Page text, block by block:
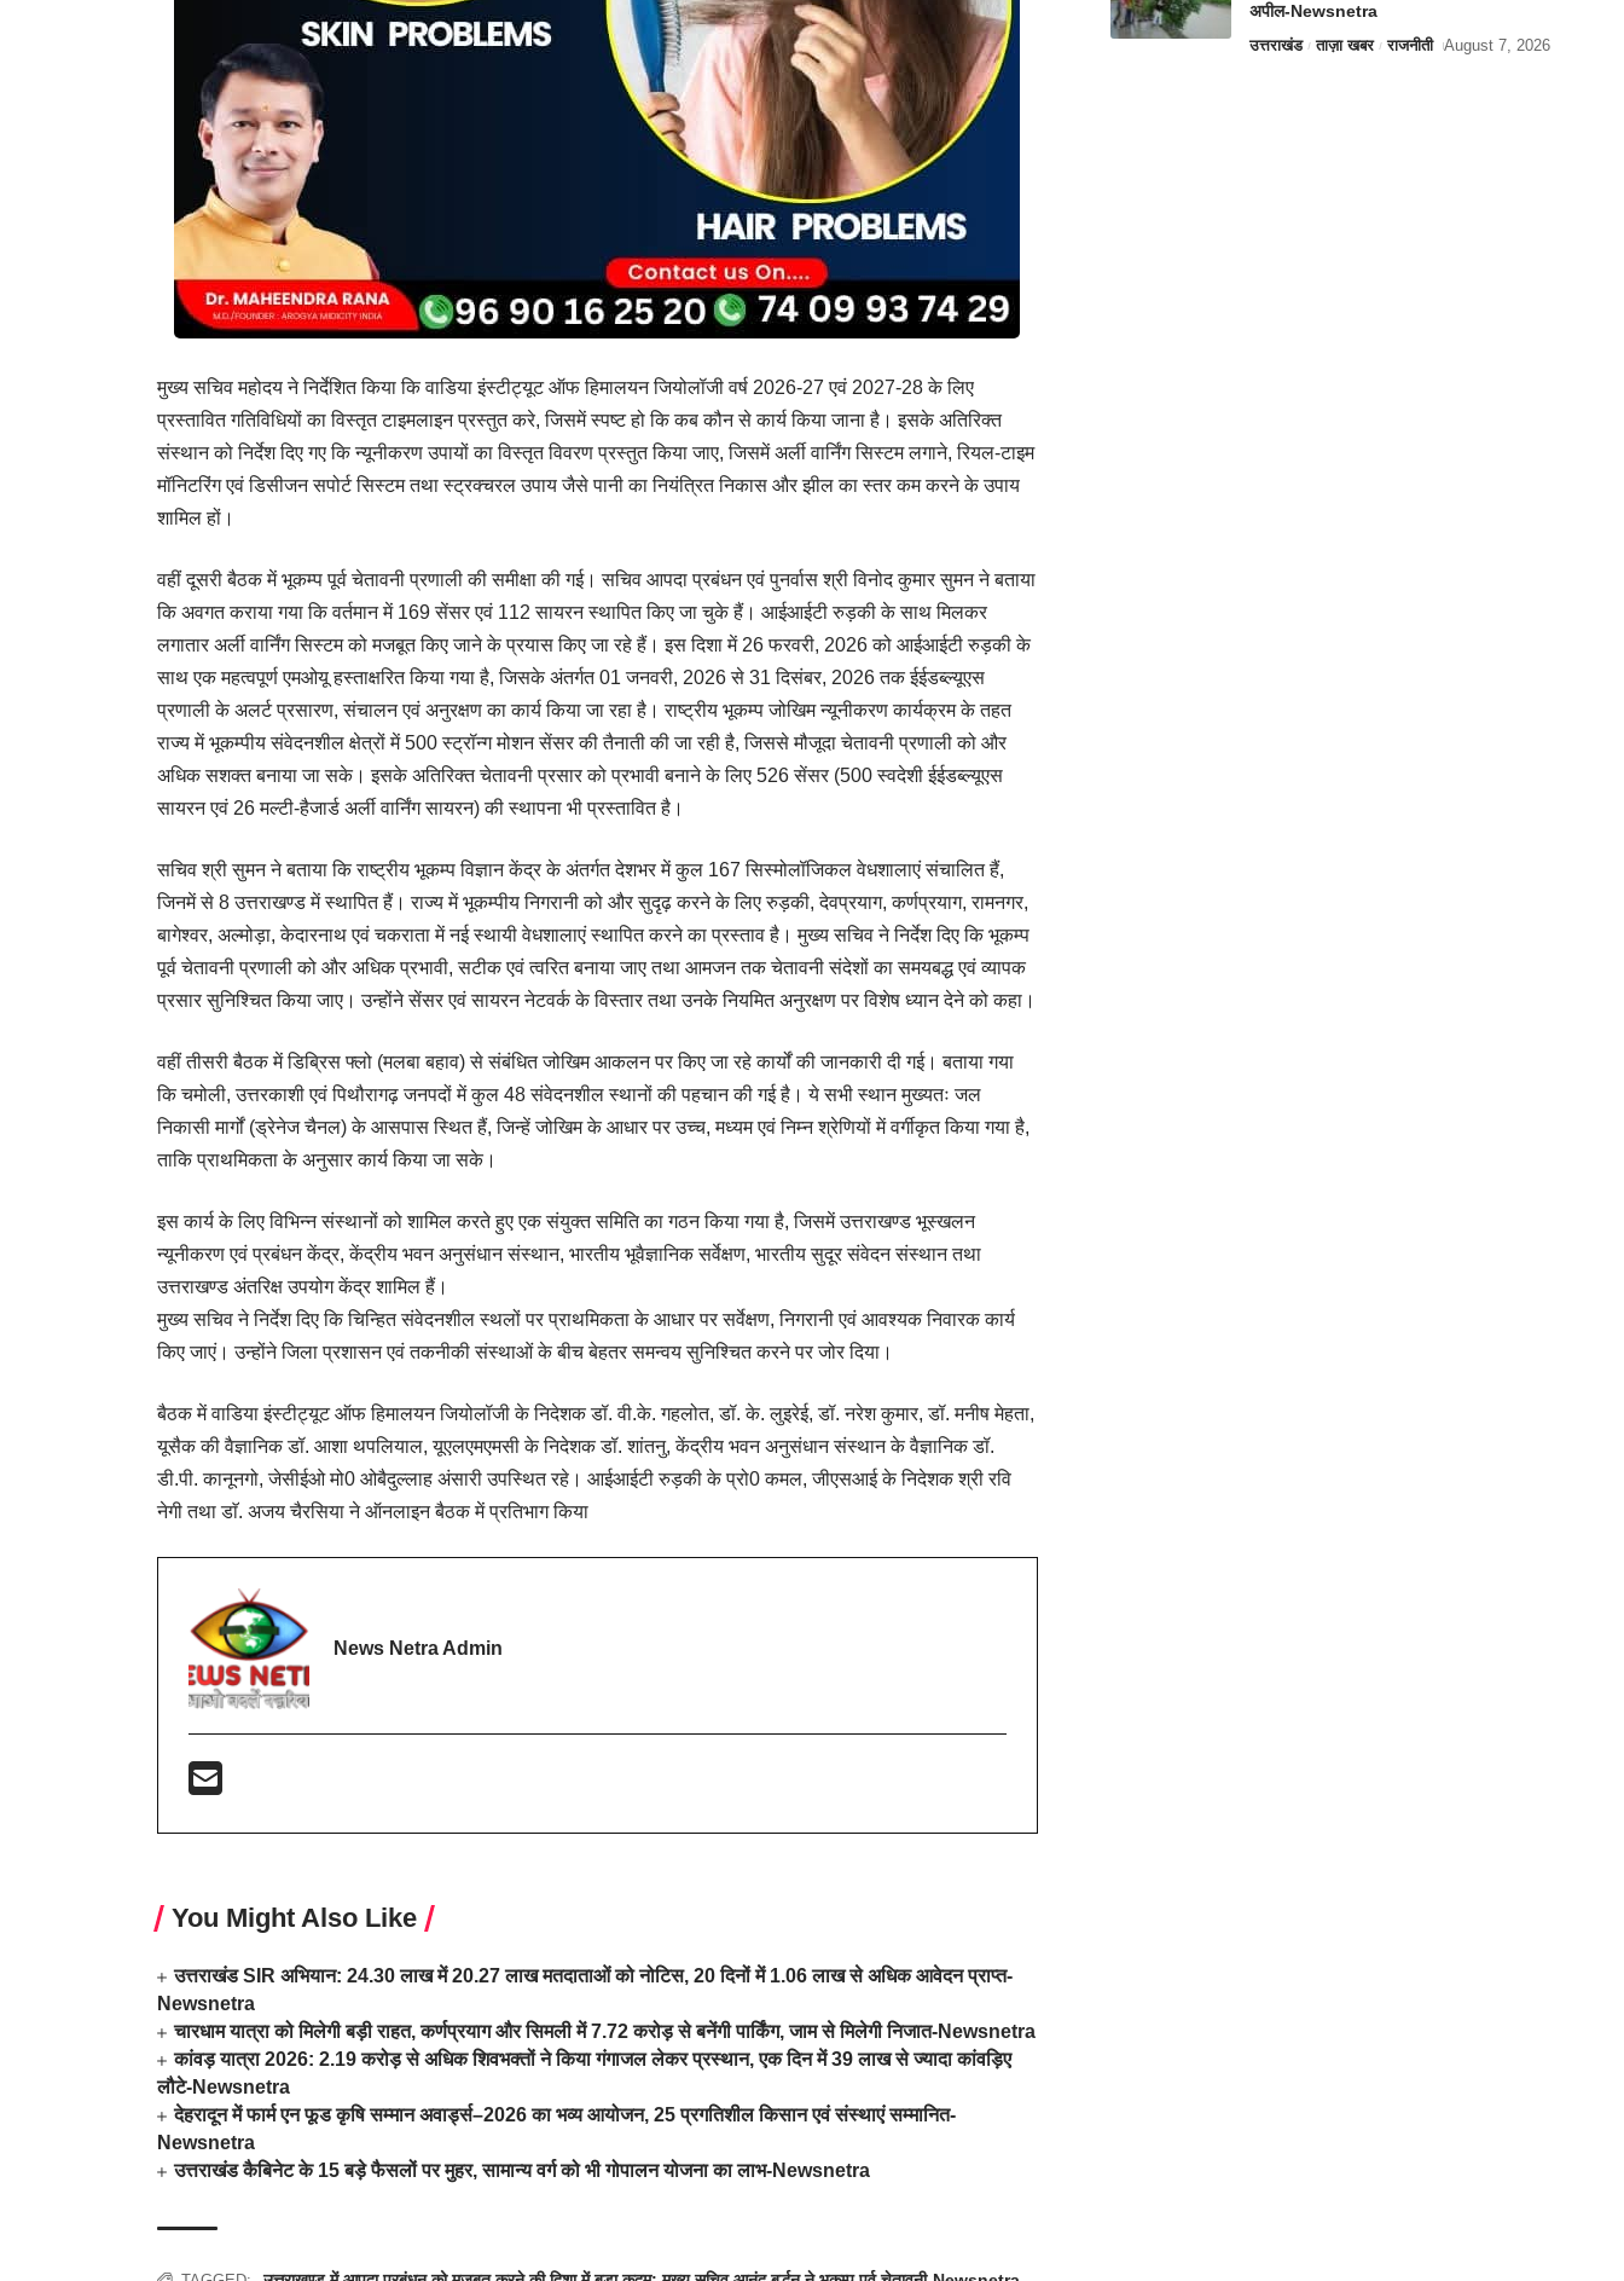
मुख्य सचिव महोदय ने निर्देशित किया कि वाडिया इंस्टीट्यूट ऑफ हिमालयन जियोलॉजी वर्ष 2026-27 एवं 2027-28 के लिए
प्रस्तावित गतिविधियों का विस्तृत टाइमलाइन प्रस्तुत करे, जिसमें स्पष्ट हो कि कब कौन से कार्य किया जाना है। इसके अतिरिक्त
संस्थान को निर्देश दिए गए कि न्यूनीकरण उपायों का विस्तृत विवरण प्रस्तुत किया जाए, जिसमें अर्ली वार्निंग सिस्टम लगाने, रियल-टाइम
मॉनिटरिंग एवं डिसीजन सपोर्ट सिस्टम तथा स्ट्रक्चरल उपाय जैसे पानी का नियंत्रित निकास और झील का स्तर कम करने के उपाय
शामिल हों।
वहीं दूसरी बैठक में भूकम्प पूर्व चेतावनी प्रणाली की समीक्षा की गई। सचिव आपदा प्रबंधन एवं पुनर्वास श्री विनोद कुमार सुमन ने बताया
कि अवगत कराया गया कि वर्तमान में 169 सेंसर एवं 112 सायरन स्थापित किए जा चुके हैं। आईआईटी रुड़की के साथ मिलकर
लगातार अर्ली वार्निंग सिस्टम को मजबूत किए जाने के प्रयास किए जा रहे हैं। इस दिशा में 26 फरवरी, 2026 को आईआईटी रुड़की के
साथ एक महत्वपूर्ण एमओयू हस्ताक्षरित किया गया है, जिसके अंतर्गत 01 जनवरी, 2026 से 31 दिसंबर, 2026 तक ईईडब्ल्यूएस
प्रणाली के अलर्ट प्रसारण, संचालन एवं अनुरक्षण का कार्य किया जा रहा है। राष्ट्रीय भूकम्प जोखिम न्यूनीकरण कार्यक्रम के तहत
राज्य में भूकम्पीय संवेदनशील क्षेत्रों में 500 स्ट्रॉन्ग मोशन सेंसर की तैनाती की जा रही है, जिससे मौजूदा चेतावनी प्रणाली को और
अधिक सशक्त बनाया जा सके। इसके अतिरिक्त चेतावनी प्रसार को प्रभावी बनाने के लिए 526 सेंसर (500 स्वदेशी ईईडब्ल्यूएस
सायरन एवं 26 मल्टी-हैजार्ड अर्ली वार्निंग सायरन) की स्थापना भी प्रस्तावित है।
सचिव श्री सुमन ने बताया कि राष्ट्रीय भूकम्प विज्ञान केंद्र के अंतर्गत देशभर में कुल 167 सिस्मोलॉजिकल वेधशालाएं संचालित हैं,
जिनमें से 8 उत्तराखण्ड में स्थापित हैं। राज्य में भूकम्पीय निगरानी को और सुदृढ़ करने के लिए रुड़की, देवप्रयाग, कर्णप्रयाग, रामनगर,
बागेश्वर, अल्मोड़ा, केदारनाथ एवं चकराता में नई स्थायी वेधशालाएं स्थापित करने का प्रस्ताव है। मुख्य सचिव ने निर्देश दिए कि भूकम्प
पूर्व चेतावनी प्रणाली को और अधिक प्रभावी, सटीक एवं त्वरित बनाया जाए तथा आमजन तक चेतावनी संदेशों का समयबद्ध एवं व्यापक
प्रसार सुनिश्चित किया जाए। उन्होंने सेंसर एवं सायरन नेटवर्क के विस्तार तथा उनके नियमित अनुरक्षण पर विशेष ध्यान देने को कहा।
वहीं तीसरी बैठक में डिब्रिस फ्लो (मलबा बहाव) से संबंधित जोखिम आकलन पर किए जा रहे कार्यों की जानकारी दी गई। बताया गया
कि चमोली, उत्तरकाशी एवं पिथौरागढ़ जनपदों में कुल 48 संवेदनशील स्थानों की पहचान की गई है। ये सभी स्थान मुख्यतः जल
निकासी मार्गों (ड्रेनेज चैनल) के आसपास स्थित हैं, जिन्हें जोखिम के आधार पर उच्च, मध्यम एवं निम्न श्रेणियों में वर्गीकृत किया गया है,
ताकि प्राथमिकता के अनुसार कार्य किया जा सके।
इस कार्य के लिए विभिन्न संस्थानों को शामिल करते हुए एक संयुक्त समिति का गठन किया गया है, जिसमें उत्तराखण्ड भूस्खलन
न्यूनीकरण एवं प्रबंधन केंद्र, केंद्रीय भवन अनुसंधान संस्थान, भारतीय भूवैज्ञानिक सर्वेक्षण, भारतीय सुदूर संवेदन संस्थान तथा
उत्तराखण्ड अंतरिक्ष उपयोग केंद्र शामिल हैं।
मुख्य सचिव ने निर्देश दिए कि चिन्हित संवेदनशील स्थलों पर प्राथमिकता के आधार पर सर्वेक्षण, निगरानी एवं आवश्यक निवारक कार्य
किए जाएं। उन्होंने जिला प्रशासन एवं तकनीकी संस्थाओं के बीच बेहतर समन्वय सुनिश्चित करने पर जोर दिया।
बैठक में वाडिया इंस्टीट्यूट ऑफ हिमालयन जियोलॉजी के निदेशक डॉ. वी.के. गहलोत, डॉ. के. लुइरेई, डॉ. नरेश कुमार, डॉ. मनीष मेहता,
यूसैक की वैज्ञानिक डॉ. आशा थपलियाल, यूएलएमएमसी के निदेशक डॉ. शांतनु, केंद्रीय भवन अनुसंधान संस्थान के वैज्ञानिक डॉ.
डी.पी. कानूनगो, जेसीईओ मो0 ओबैदुल्लाह अंसारी उपस्थित रहे। आईआईटी रुड़की के प्रो0 कमल, जीएसआई के निदेशक श्री रवि
नेगी तथा डाॅ. अजय चैरसिया ने ऑनलाइन बैठक में प्रतिभाग किया
News Netra Admin
You Might Also Like
उत्तराखंड SIR अभियान: 24.30 लाख में 20.27 लाख मतदाताओं को नोटिस, 20 दिनों में 1.06 लाख से अधिक आवेदन प्राप्त-
Newsnetra
चारधाम यात्रा को मिलेगी बड़ी राहत, कर्णप्रयाग और सिमली में 7.72 करोड़ से बनेंगी पार्किंग, जाम से मिलेगी निजात-Newsnetra
कांवड़ यात्रा 2026: 2.19 करोड़ से अधिक शिवभक्तों ने किया गंगाजल लेकर प्रस्थान, एक दिन में 39 लाख से ज्यादा कांवड़िए
लौटे-Newsnetra
देहरादून में फार्म एन फूड कृषि सम्मान अवार्ड्स–2026 का भव्य आयोजन, 25 प्रगतिशील किसान एवं संस्थाएं सम्मानित-
Newsnetra
उत्तराखंड कैबिनेट के 15 बड़े फैसलों पर मुहर, सामान्य वर्ग को भी गोपालन योजना का लाभ-Newsnetra
अपील-Newsnetra
उत्तराखंड ताज़ा खबर राजनीती August 7, 2026